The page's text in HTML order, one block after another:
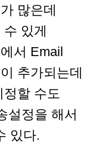
많은데
있게
서 Email
추가되는데
정할 수도
설정을 해서
있다.